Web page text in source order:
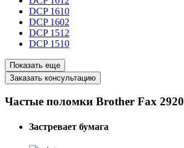
DCP 1610
DCP 1602
DCP 1512
DCP 1510
Показать еще
Заказать консультацию
Частые поломки Brother Fax 2920
Застревает бумага